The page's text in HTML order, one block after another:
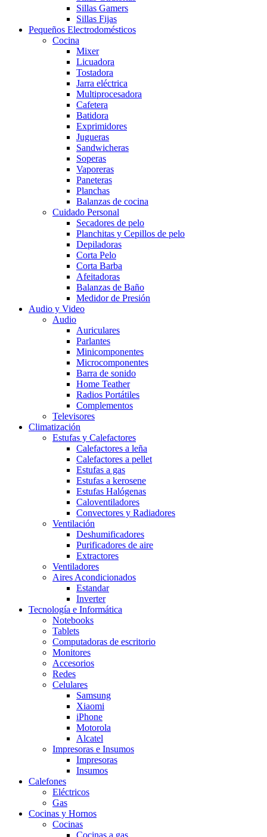
Sillas Gamers
Sillas Fijas
Pequeños Electrodomésticos
Cocina
Mixer
Licuadora
Tostadora
Jarra eléctrica
Multiprocesadora
Cafetera
Batidora
Exprimidores
Jugueras
Sandwicheras
Soperas
Vaporeras
Paneteras
Planchas
Balanzas de cocina
Cuidado Personal
Secadores de pelo
Planchitas y Cepillos de pelo
Depiladoras
Corta Pelo
Corta Barba
Afeitadoras
Balanzas de Baño
Medidor de Presión
Audio y Video
Audio
Auriculares
Parlantes
Minicomponentes
Microcomponentes
Barra de sonido
Home Teather
Radios Portátiles
Complementos
Televisores
Climatización
Estufas y Calefactores
Calefactores a leña
Calefactores a pellet
Estufas a gas
Estufas a kerosene
Estufas Halógenas
Caloventiladores
Convectores y Radiadores
Ventilación
Deshumificadores
Purificadores de aire
Extractores
Ventiladores
Aires Acondicionados
Estandar
Inverter
Tecnología e Informática
Notebooks
Tablets
Computadoras de escritorio
Monitores
Accesorios
Redes
Celulares
Samsung
Xiaomi
iPhone
Motorola
Alcatel
Impresoras e Insumos
Impresoras
Insumos
Calefones
Eléctricos
Gas
Cocinas y Hornos
Cocinas
Cocinas a gas